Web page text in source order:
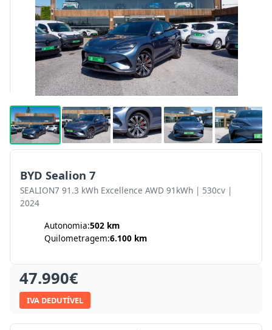
BYD Sealion 7
SEALION7 91.3 kWh Excellence AWD 91kWh | 530cv |
2024
Autonomia:502 km
Quilometragem:6.100 km
47.990€
IVA DEDUTÍVEL